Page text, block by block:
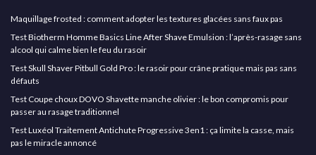
Maquillage frosted : comment adopter les textures glacées sans faux pas
Test Biotherm Homme Basics Line After Shave Emulsion : l’après-rasage sans
alcool qui calme bien le feu du rasoir
Test Skull Shaver Pitbull Gold Pro : le rasoir pour crâne pratique mais pas sans
défauts
Test Coupe choux DOVO Shavette manche olivier : le bon compromis pour
passer au rasage traditionnel
Test Luxéol Traitement Antichute Progressive 3en1 : ça limite la casse, mais
pas le miracle annoncé